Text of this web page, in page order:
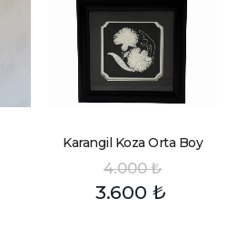
Karangil Koza Orta Boy
4.000₺
3.600 ₺